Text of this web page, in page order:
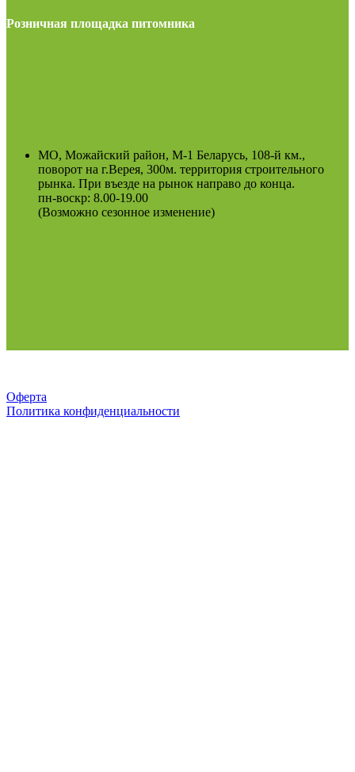
Розничная площадка питомника
МО, Можайский район, М-1 Беларусь, 108-й км.,
поворот на г.Верея, 300м. территория строительного
рынка. При въезде на рынок направо до конца.
пн-воскр: 8.00-19.00
(Возможно сезонное изменение)
Оферта
Политика конфиденциальности